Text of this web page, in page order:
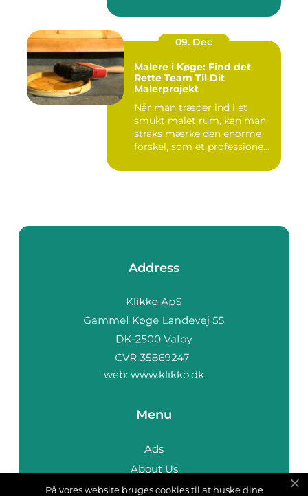
09. Dec
Malere i Køge: Find det
Rette Team Til Dit
Malerprojekt
Når man træder ind i et
smukt malet rum, kan man
straks mærke den enorme
forskel, som et professione...
Address
web: www.klikko.dk
Menu
Ads
About Us
Cookies
På vores website bruges cookies til at huske dine